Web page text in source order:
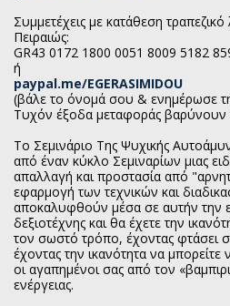
Συμμετέχεις με κατάθεση
Πειραιώς:
GR43 0172 1800 0051 8009 5182
ή
paypal.me/EGERASIMIDOU
(βάλε το όνομά σου & ενημέρωσε
Τυχόν έξοδα μεταφοράς βαρύνουν
To Σεμινάριο Της Ψυχικής
από έναν κύκλο Σεμιναρίων μιας
απαλλαγή και προστασία από
εφαρμογή των τεχνικών και
αποκαλυφθούν μέσα σε αυτήν την
δεξιοτέχνης και θα έχετε την
τον σωστό τρόπο, έχοντας φτάσει
έχοντας την ικανότητα να μπορείτε
οι αγαπημένοι σας από τον
ενέργειας.